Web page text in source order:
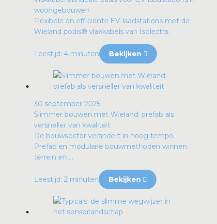
woongebouwen
Flexibele en efficiënte EV-laadstations met de
Wieland podis® vlakkabels van Isolectra.
Leestijd: 4 minuten Bekijken
30 september 2025
Slimmer bouwen met Wieland: prefab als
versneller van kwaliteit
De bouwsector verandert in hoog tempo.
Prefab en modulaire bouwmethoden winnen
terrein en ...
Leestijd: 2 minuten Bekijken